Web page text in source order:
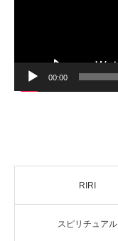
00:00
RIRI
スピリチュアル